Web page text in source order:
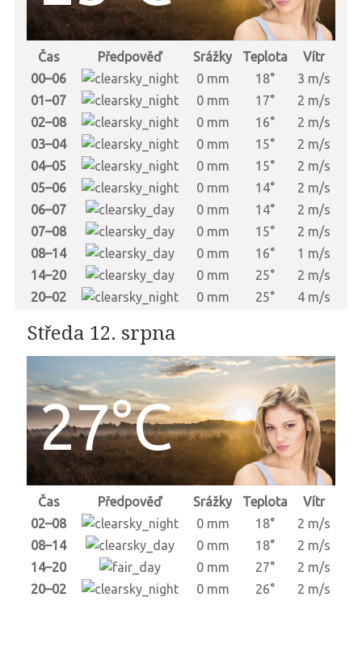
Čas Předpověď Srážky Teplota
Vítr
00–06
0 mm 18°
3 m/s
01–07
0 mm 17°
2 m/s
02–08
0 mm 16°
2 m/s
03–04
0 mm 15°
2 m/s
04–05
0 mm 15°
2 m/s
05–06
0 mm 14°
2 m/s
06–07
0 mm 14°
2 m/s
07–08
0 mm 15°
2 m/s
08–14
0 mm 16°
1 m/s
14–20
0 mm 25°
2 m/s
20–02
0 mm 25° 4 m/s
Středa 12. srpna
27°C
Čas Předpověď Srážky Teplota
Vítr
02–08
0 mm 18°
2 m/s
08–14
0 mm 18°
2 m/s
14–20
0 mm 27°
2 m/s
20–02
0 mm 26° 2 m/s